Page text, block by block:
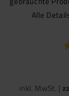
Alle
inkl. MwSt. |